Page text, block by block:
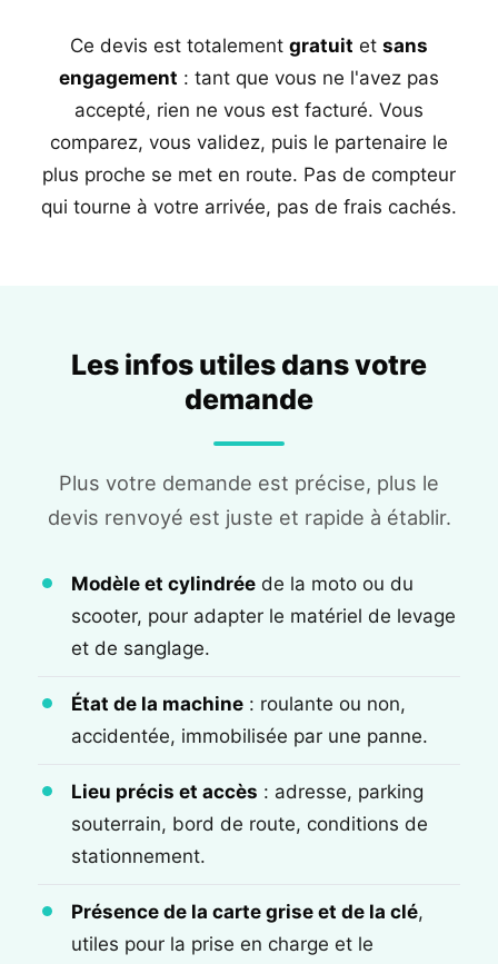
Ce devis est totalement gratuit et sans
engagement : tant que vous ne l'avez pas
accepté, rien ne vous est facturé. Vous
comparez, vous validez, puis le partenaire le
plus proche se met en route. Pas de compteur
qui tourne à votre arrivée, pas de frais cachés.
Les infos utiles dans votre
demande
Plus votre demande est précise, plus le
devis renvoyé est juste et rapide à établir.
Modèle et cylindrée de la moto ou du
scooter, pour adapter le matériel de levage
et de sanglage.
État de la machine : roulante ou non,
accidentée, immobilisée par une panne.
Lieu précis et accès : adresse, parking
souterrain, bord de route, conditions de
stationnement.
Présence de la carte grise et de la clé,
utiles pour la prise en charge et le